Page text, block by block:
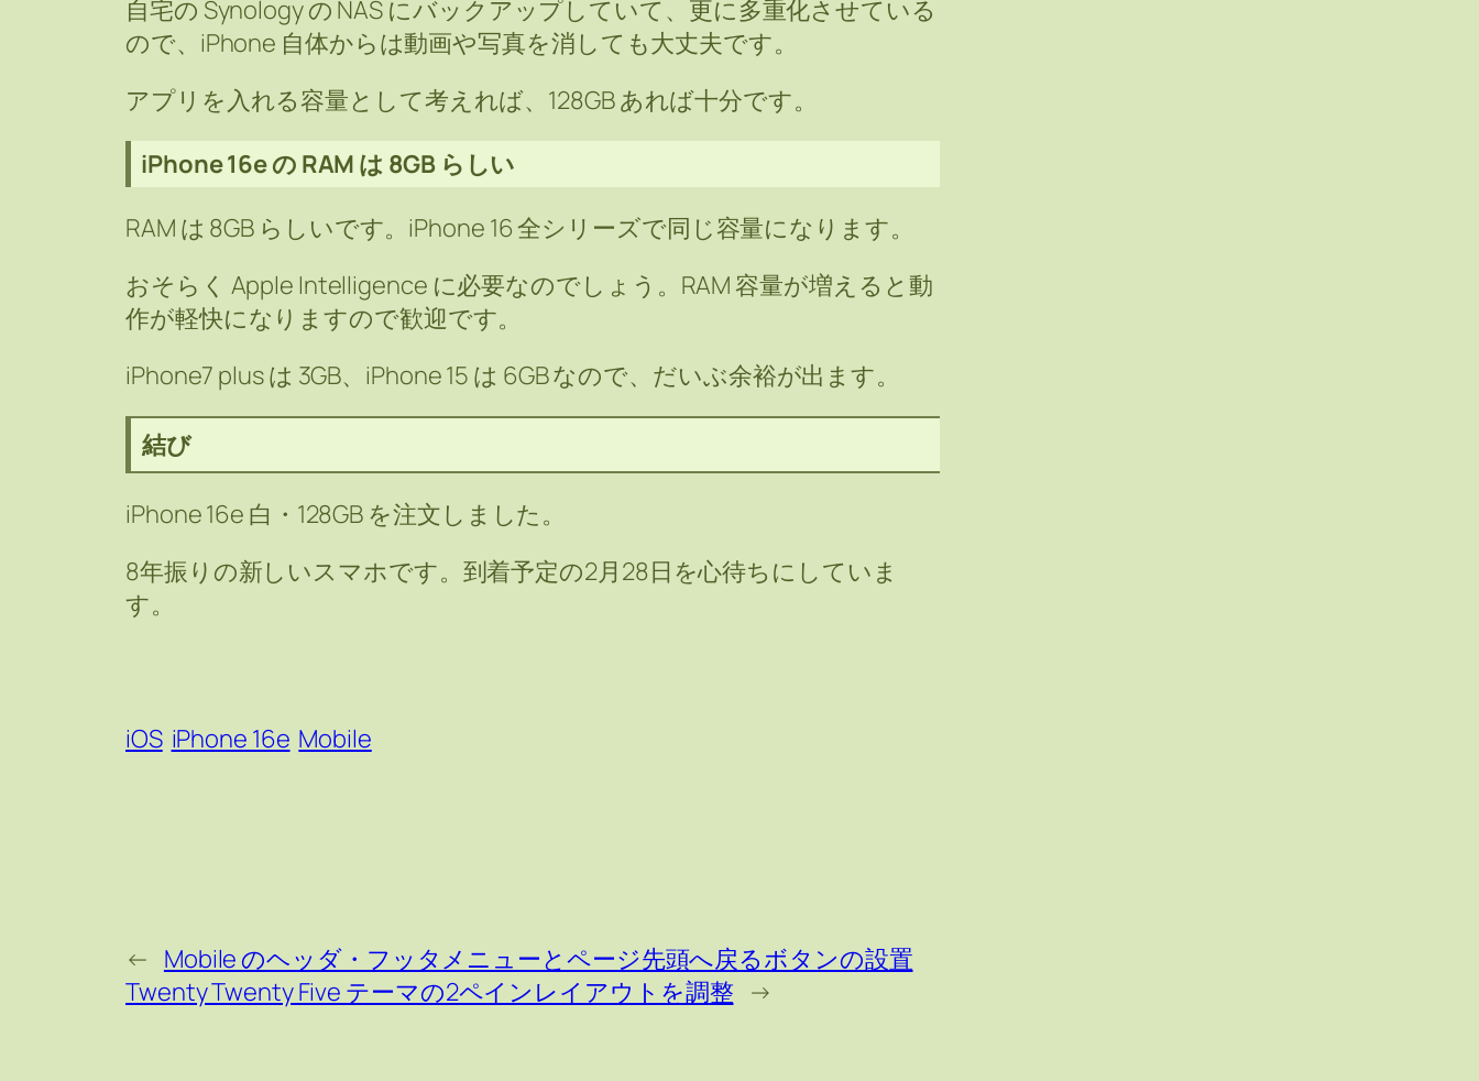
自宅の Synology の NAS にバックアップしていて、更に多重化させている
ので、iPhone 自体からは動画や写真を消しても大丈夫です。
アプリを入れる容量として考えれば、128GB あれば十分です。
iPhone 16e の RAM は 8GB らしい
RAM は 8GB らしいです。iPhone 16 全シリーズで同じ容量になります。
おそらく Apple Intelligence に必要なのでしょう。RAM 容量が増えると動
作が軽快になりますので歓迎です。
iPhone7 plus は 3GB、iPhone 15 は 6GB なので、だいぶ余裕が出ます。
結び
iPhone 16e 白・128GB を注文しました。
8年振りの新しいスマホです。到着予定の2月28日を心待ちにしていま
す。
iOS iPhone 16e Mobile
← Mobile のヘッダ・フッタメニューとページ先頭へ戻るボタンの設置
Twenty Twenty Five テーマの2ペインレイアウトを調整 →